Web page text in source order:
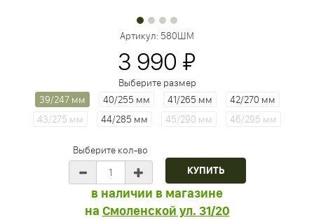
Артикул: 580ШМ
3 990 ₽
Выберите размер
39/247 мм
40/255 мм 41/265 мм
42/270 мм
43/275 мм
44/285 мм 45/290 мм 46/295 мм
Выберите кол-во
в наличии в магазине
на Смоленской ул. 31/20